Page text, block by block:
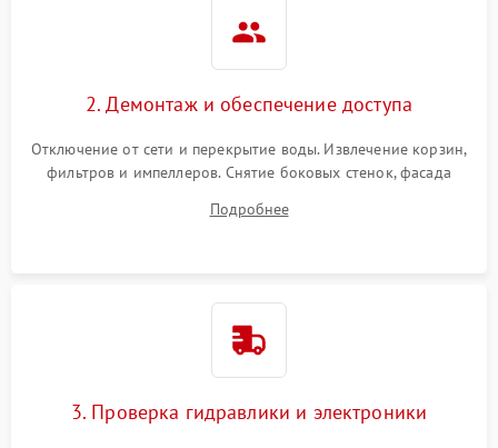
2. Демонтаж и обеспечение доступа
Отключение от сети и перекрытие воды. Извлечение корзин,
фильтров и импеллеров. Снятие боковых стенок, фасада
циркуляционному насосу, ТЭНу и сливной помпе.
Подробнее
3. Проверка гидравлики и электроники